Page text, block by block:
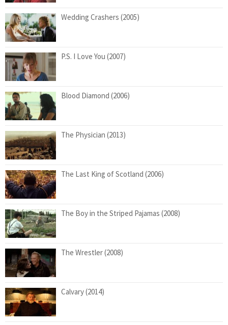
Wedding Crashers (2005)
P.S. I Love You (2007)
Blood Diamond (2006)
The Physician (2013)
The Last King of Scotland (2006)
The Boy in the Striped Pajamas (2008)
The Wrestler (2008)
Calvary (2014)